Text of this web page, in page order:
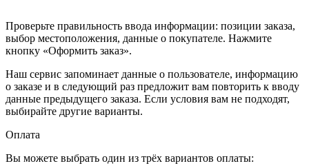
Проверьте правильность ввода информации: позиции заказа,
выбор местоположения, данные о покупателе. Нажмите
кнопку «Оформить заказ».
Наш сервис запоминает данные о пользователе, информацию
о заказе и в следующий раз предложит вам повторить к вводу
данные предыдущего заказа. Если условия вам не подходят,
выбирайте другие варианты.
Оплата
Вы можете выбрать один из трёх вариантов оплаты: